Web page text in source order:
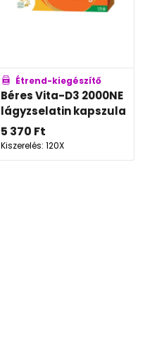
Étrend-kiegészítő
Béres Vita-D3 2000NE
lágyzselatin kapszula
5 370 Ft
Kiszerelés: 120X